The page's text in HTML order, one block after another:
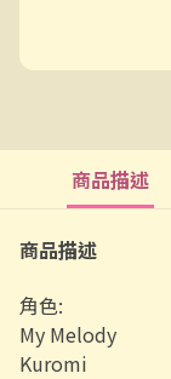
商品描述
商品描述
角色:
My Melody
Kuromi